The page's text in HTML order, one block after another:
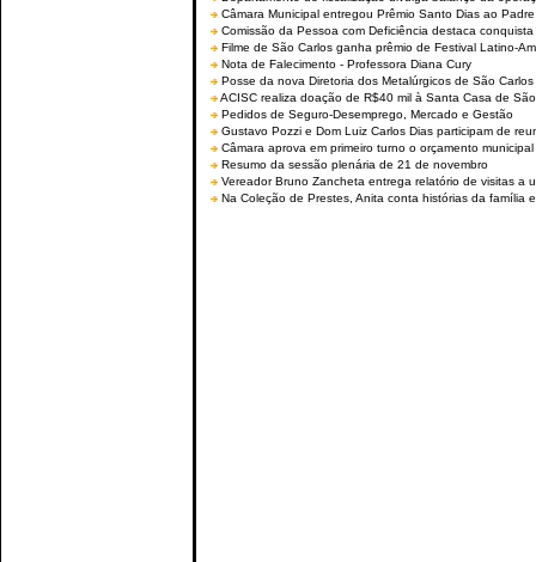
Câmara Municipal entregou Prêmio Santo Dias ao
Comissão da Pessoa com Deficiência destaca
Filme de São Carlos ganha prêmio de Festival Latino-
Nota de Falecimento - Professora Diana Cury
Posse da nova Diretoria dos Metalúrgicos de São
ACISC realiza doação de R$40 mil à Santa Casa de
Pedidos de Seguro-Desemprego, Mercado e Gestão
Gustavo Pozzi e Dom Luiz Carlos Dias participam de
Câmara aprova em primeiro turno o orçamento
Resumo da sessão plenária de 21 de novembro
Vereador Bruno Zancheta entrega relatório de visitas a
Na Coleção de Prestes, Anita conta histórias da família